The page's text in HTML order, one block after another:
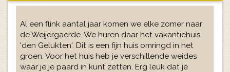
Al een flink aantal jaar komen we elke zomer naar
de Weijergaerde. We huren daar het vakantiehuis
'den Gelukten'. Dit is een fijn huis omringd in het
groen. Voor het huis heb je verschillende weides
waar je je paard in kunt zetten. Erg leuk dat je